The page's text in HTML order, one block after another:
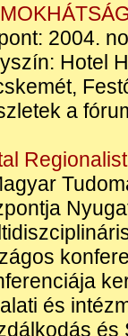
2004.
Hotel
a
és
és